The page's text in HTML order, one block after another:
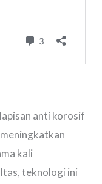
anti korosif
kali
teknologi ini